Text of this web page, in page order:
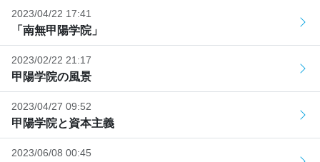
2023/04/22 17:41
「南無甲陽学院」
2023/02/22 21:17
甲陽学院の風景
2023/04/27 09:52
甲陽学院と資本主義
2023/06/08 00:45